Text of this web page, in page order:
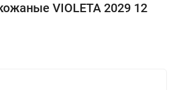
VIOLETA 2029 12